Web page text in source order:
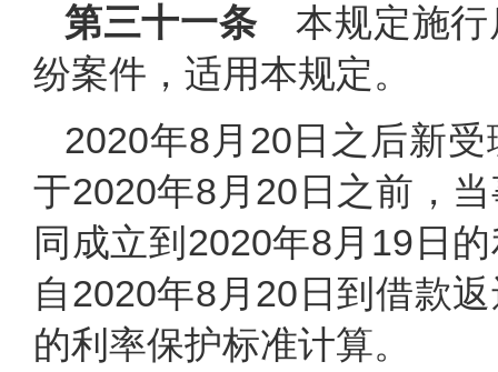
第三十一条本规定施行
纷案件，适用本规定。
2020年8月20日之后新
于2020年8月20日之前，
同成立到2020年8月19日
自2020年8月20日到借款
的利率保护标准计算。